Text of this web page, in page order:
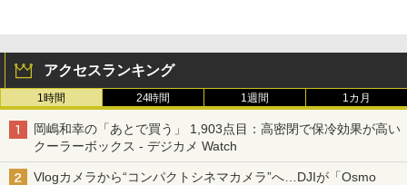
アクセスランキング
1時間 24時間 1週間 1カ月
岡嶋和幸の「あとで買う」 1,903点目：高密閉で保冷効果が高い
クーラーボックス - デジカメ Watch
Vlogカメラから“コンパクトシネマカメラ”へ…DJIが「Osmo